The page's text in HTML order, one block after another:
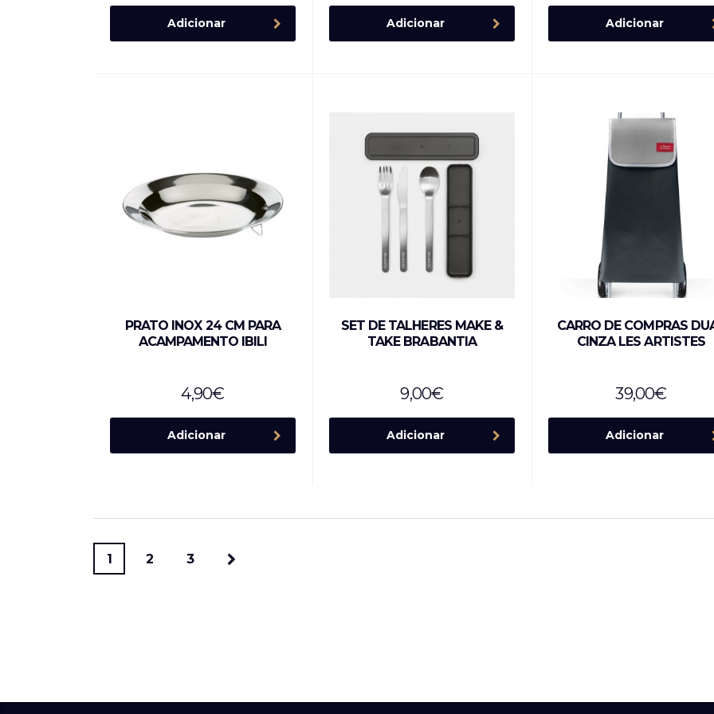
Adicionar Adicionar Adicionar
PRATO INOX 24 CM PARA
ACAMPAMENTO IBILI
4,90€
Adicionar
SET DE TALHERES MAKE &
TAKE BRABANTIA
9,00€
Adicionar
CARRO DE COMPRAS
CINZA LES ARTISTES
39,00€
Adicionar
1 2 3